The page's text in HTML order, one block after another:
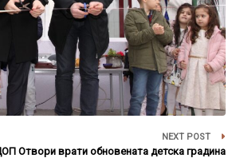
NEXT POST
Отвори врати обновената детска градина